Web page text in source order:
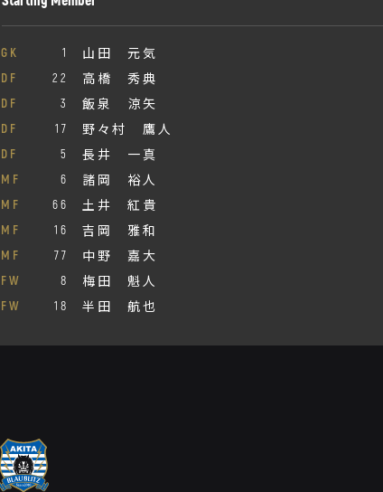
GK 1 山田 元気
DF 22 高橋 秀典
DF 3 飯泉 涼矢
DF 17 野々村 鷹人
DF 5 長井 一真
MF 6 諸岡 裕人
MF 66 土井 紅貴
MF 16 吉岡 雅和
MF 77 中野 嘉大
FW 8 梅田 魁人
FW 18 半田 航也